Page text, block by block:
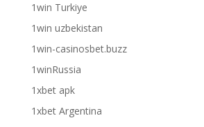
1win Turkiye
1win uzbekistan
1win-casinosbet.buzz
1winRussia
1xbet apk
1xbet Argentina